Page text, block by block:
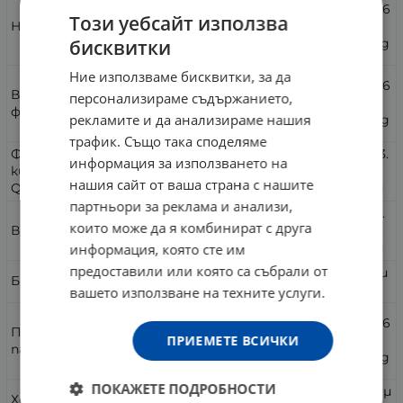
Ниацин (ниацинамид)
41.6
mg
Витамин В6 (пиридоксин HCI/пиридоксал 5-
фосфат)
16.6
mg
Фолат (от (6S)-5 метилтетрахидрофолиева
киселина (MTHF), глокозаминова сол,
Quatrefolic®)
133.
Витамин B12 (метилкобаламин)
26.
Биотин
µ
Пантотенова киселина (калциев D-
пантотенат)
41.6
mg
Холин (битартрат)
µ
Този уебсайт използва
бисквитки
Ние използваме бисквитки, за да
персонализираме съдържанието,
рекламите и да анализираме нашия
трафик. Също така споделяме
информация за използването на
нашия сайт от ваша страна с нашите
партньори за реклама и анализи,
които може да я комбинират с друга
информация, която сте им
предоставили или която са събрали от
вашето използване на техните услуги.
ПРИЕМЕТЕ ВСИЧКИ
ПОКАЖЕТЕ ПОДРОБНОСТИ